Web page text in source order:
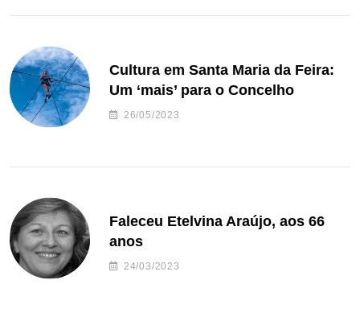
Cultura em Santa Maria da Feira:
Um ‘mais’ para o Concelho
26/05/2023
Faleceu Etelvina Araújo, aos 66
anos
24/03/2023